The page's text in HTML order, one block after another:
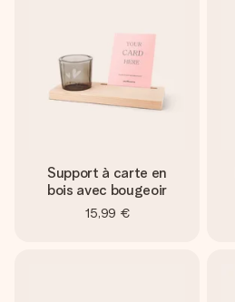
Support à carte en
bois avec bougeoir
15,99 €